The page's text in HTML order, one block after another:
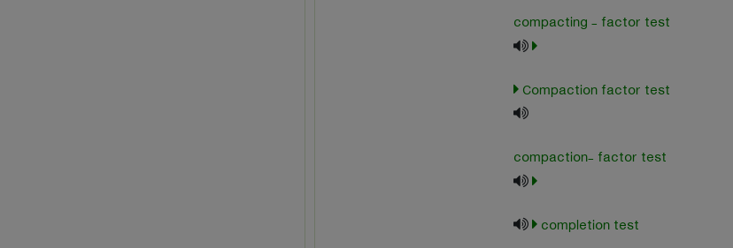
compacting - factor test
Compaction factor test
compaction- factor test
completion test